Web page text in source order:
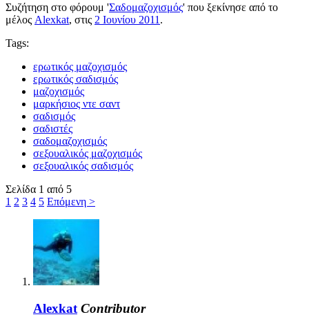
Συζήτηση στο φόρουμ 'Σαδομαζοχισμός' που ξεκίνησε από το
μέλος Alexkat, στις 2 Ιουνίου 2011 .
Tags:
ερωτικός μαζοχισμός
ερωτικός σαδισμός
μαζοχισμός
μαρκήσιος ντε σαντ
σαδισμός
σαδιστές
σαδομαζοχισμός
σεξουαλικός μαζοχισμός
σεξουαλικός σαδισμός
Σελίδα 1 από 5
1 2 3 4 5 Επόμενη >
Alexkat Contributor